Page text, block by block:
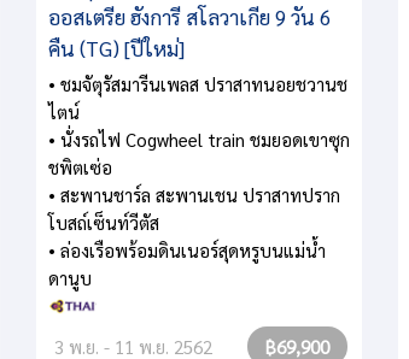
ออสเตรีย ฮังการี สโลวาเกีย 9 วัน 6
คืน (TG) [ปีใหม่]
• ชมจัตุรัสมารีนเพลส ปราสาทนอยชวานช
ไตน์
• นั่งรถไฟ Cogwheel train ชมยอดเขาซุก
ชพิตเซ่อ
• สะพานชาร์ล สะพานเชน ปราสาทปราก
โบสถ์เซ็นท์วีตัส
• ล่องเรือพร้อมดินเนอร์สุดหรูบนแม่น้ำ
ดานูบ
3 พ.ย. - 11 พ.ย. 2562 ฿69,900